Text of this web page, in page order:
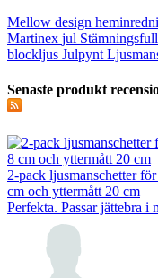
Mellow design
Martinex jul
blockljus Julpynt
Senaste produkt
2-pack ljusmanschetter
cm och yttermått 20 cm
Perfekta. Passar jättebra i